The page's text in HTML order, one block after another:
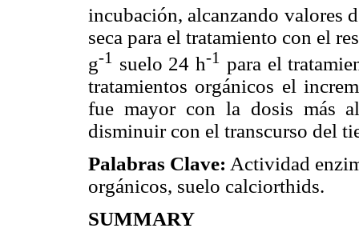
incubación, alcanzando valores
seca para el tratamiento con el
g-1 suelo 24 h-1 para el
tratamientos orgánicos el
fue mayor con la dosis más
disminuir con el transcurso del
Palabras Clave: Actividad
orgánicos, suelo calciorthids.
SUMMARY